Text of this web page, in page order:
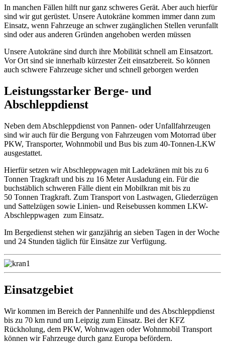
In manchen Fällen hilft nur ganz schweres Gerät. Aber auch hierfür
sind wir gut gerüstet. Unsere Autokräne kommen immer dann zum
Einsatz, wenn Fahrzeuge an schwer zugänglichen Stellen verunfallt
sind oder aus anderen Gründen angehoben werden müssen
Unsere Autokräne sind durch ihre Mobilität schnell am Einsatzort.
Vor Ort sind sie innerhalb kürzester Zeit einsatzbereit. So können
auch schwere Fahrzeuge sicher und schnell geborgen werden
Leistungsstarker Berge- und
Abschleppdienst
Neben dem Abschleppdienst von Pannen- oder Unfallfahrzeugen
sind wir auch für die Bergung von Fahrzeugen vom Motorrad über
PKW, Transporter, Wohnmobil und Bus bis zum 40-Tonnen-LKW
ausgestattet.
Hierfür setzen wir Abschleppwagen mit Ladekränen mit bis zu 6
Tonnen Tragkraft und bis zu 16 Meter Ausladung ein. Für die
buchstäblich schweren Fälle dient ein Mobilkran mit bis zu
50 Tonnen Tragkraft. Zum Transport von Lastwagen, Gliederzügen
und Sattelzügen sowie Linien- und Reisebussen kommen LKW-
Abschleppwagen zum Einsatz.
Im Bergedienst stehen wir ganzjährig an sieben Tagen in der Woche
und 24 Stunden täglich für Einsätze zur Verfügung.
Einsatzgebiet
Wir kommen im Bereich der Pannenhilfe und des Abschleppdienst
bis zu 70 km rund um Leipzig zum Einsatz. Bei der KFZ
Rückholung, dem PKW, Wohnwagen oder Wohnmobil Transport
können wir Fahrzeuge durch ganz Europa befördern.